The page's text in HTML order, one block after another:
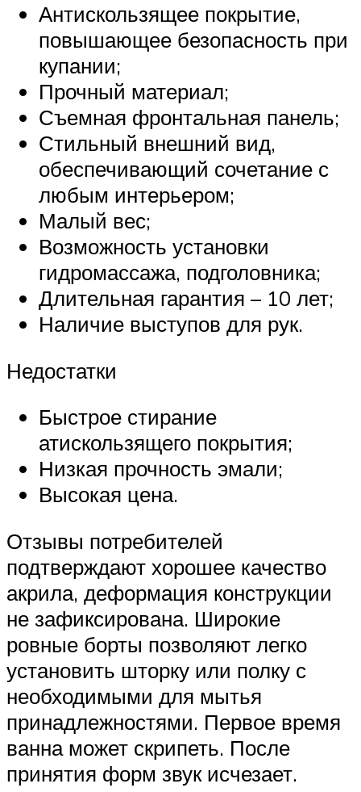
Антискользящее покрытие,
повышающее безопасность при
купании;
Прочный материал;
Съемная фронтальная панель;
Стильный внешний вид,
обеспечивающий сочетание с
любым интерьером;
Малый вес;
Возможность установки
гидромассажа, подголовника;
Длительная гарантия – 10 лет;
Наличие выступов для рук.
Недостатки
Быстрое стирание
атискользящего покрытия;
Низкая прочность эмали;
Высокая цена.
Отзывы потребителей
подтверждают хорошее качество
акрила, деформация конструкции
не зафиксирована. Широкие
ровные борты позволяют легко
установить шторку или полку с
необходимыми для мытья
принадлежностями. Первое время
ванна может скрипеть. После
принятия форм звук исчезает.